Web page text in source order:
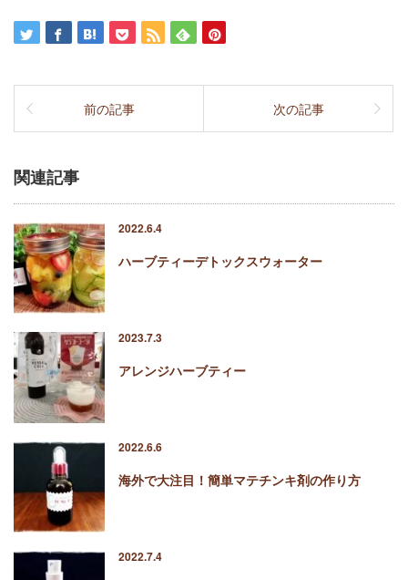
前の記事 次の記事
関連記事
2022.6.4
ハーブティーデトックスウォーター
2023.7.3
アレンジハーブティー
2022.6.6
海外で大注目！簡単マテチンキ剤の作り方
2022.7.4